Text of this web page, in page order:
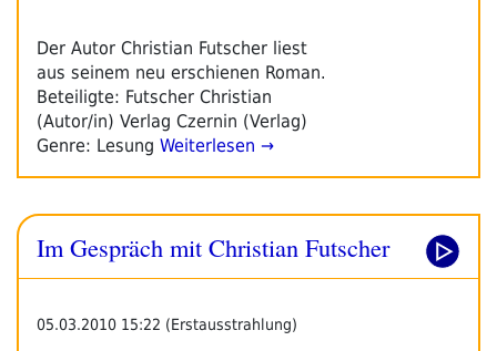
Der Autor Christian Futscher liest
aus seinem neu erschienen Roman.
Beteiligte: Futscher Christian
(Autor/in) Verlag Czernin (Verlag)
Genre: Lesung Weiterlesen →
Im Gespräch mit Christian Futscher
05.03.2010 15:22 (Erstausstrahlung)